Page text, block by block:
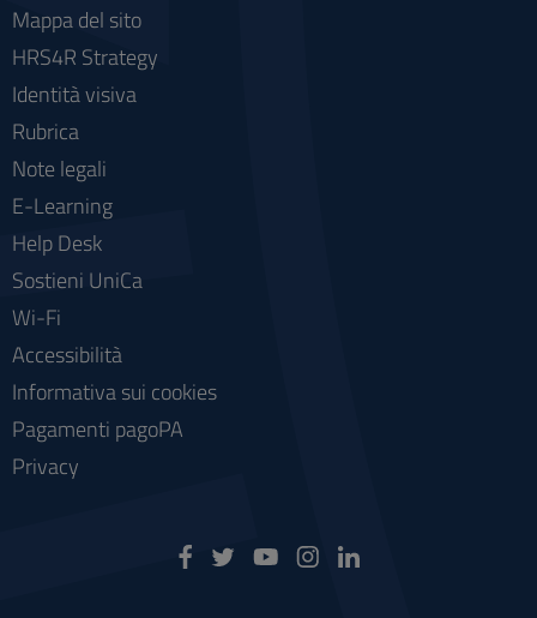
Mappa del sito
HRS4R Strategy
Identità visiva
Rubrica
Note legali
E-Learning
Help Desk
Sostieni UniCa
Wi-Fi
Accessibilità
Informativa sui cookies
Pagamenti pagoPA
Privacy